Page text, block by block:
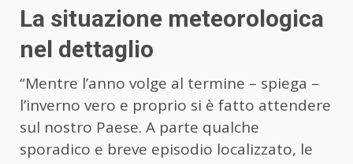
La situazione meteorologica
nel dettaglio
“Mentre l’anno volge al termine – spiega –
l’inverno vero e proprio si è fatto attendere
sul nostro Paese. A parte qualche
sporadico e breve episodio localizzato, le